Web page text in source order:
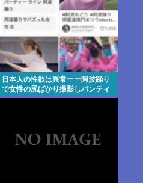
日本人の性欲は異常ーー阿波踊り
で女性の尻ばかり撮影しパンティ
ーラインを強調する動画が100万